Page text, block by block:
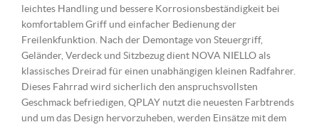
leichtes Handling und bessere Korrosionsbeständigkeit bei
komfortablem Griff und einfacher Bedienung der
Freilenkfunktion. Nach der Demontage von Steuergriff,
Geländer, Verdeck und Sitzbezug dient NOVA NIELLO als
klassisches Dreirad für einen unabhängigen kleinen Radfahrer.
Dieses Fahrrad wird sicherlich den anspruchsvollsten
Geschmack befriedigen, QPLAY nutzt die neuesten Farbtrends
und um das Design hervorzuheben, werden Einsätze mit dem